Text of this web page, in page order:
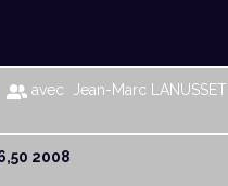
avec Jean-Marc LANUSSET
2008